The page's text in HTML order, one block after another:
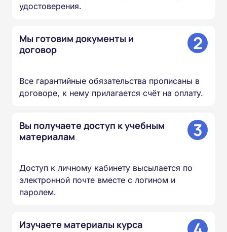
удостоверения.
Мы готовим документы и
договор
2
Все гарантийные обязательства прописаны в
договоре, к нему прилагается счёт на оплату.
Вы получаете доступ к учебным
материалам
3
Доступ к личному кабинету высылается по
электронной почте вместе с логином и
паролем.
Изучаете материалы курса